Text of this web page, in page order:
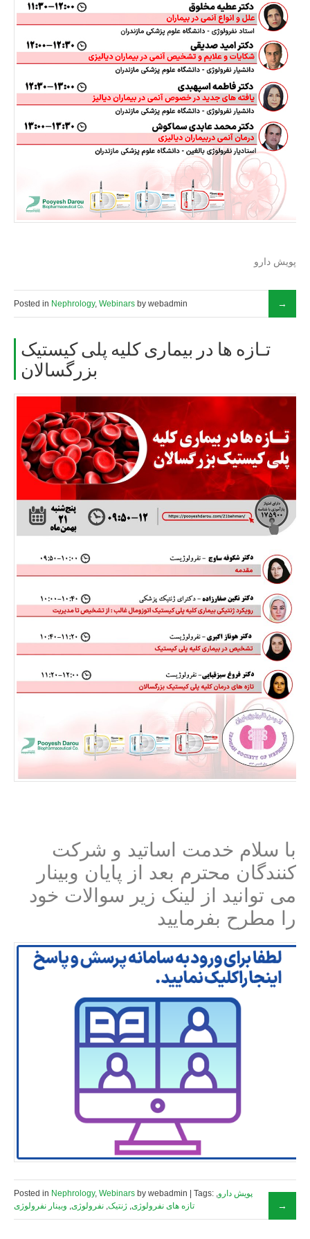
پویش دارو
Posted in Nephrology, Webinars by webadmin
تـازه ها در بیماری کلیه پلی کیستیک
بزرگسالان
کنندگان محترم بعد از پایان وبینار
می توانید از لینک زیر سوالات خود
را مطرح بفرمایید
Posted in Nephrology, Webinars by webadmin | Tags: پویش دارو,
تازه های نفرولوژی, ژنتیک, نفرولوژی, وبینار نفرولوژی